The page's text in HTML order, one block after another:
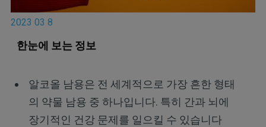
2023 03 8
한눈에 보는 정보
알코올 남용은 전 세계적으로 가장 흔한 형태
의 약물 남용 중 하나입니다. 특히 간과 뇌에
장기적인 건강 문제를 일으킬 수 있습니다